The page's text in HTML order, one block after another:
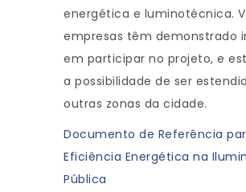
energética e luminotécnica.
empresas têm demonstrado
em participar no projeto, e
a possibilidade de ser
outras zonas da cidade.
Documento de Referência
Eficiência Energética na
Pública